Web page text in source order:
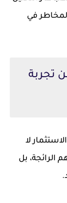
في
تجربة
لا
الرائجة، بل